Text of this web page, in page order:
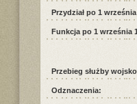
Przydział po 1 września
Funkcja po 1 września
Przebieg służby
Odznaczenia: